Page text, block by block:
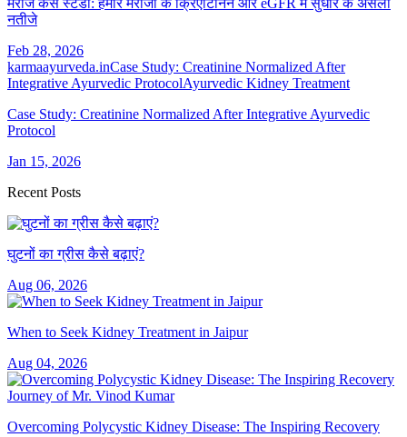
मरीज केस स्टडी: हमारे मरीजों के क्रिएटिनिन और eGFR में सुधार के असली
नतीजे
Feb 28, 2026
karmaayurveda.inCase Study: Creatinine Normalized After
Integrative Ayurvedic ProtocolAyurvedic Kidney Treatment
Case Study: Creatinine Normalized After Integrative Ayurvedic
Protocol
Jan 15, 2026
Recent Posts
घुटनों का ग्रीस कैसे बढ़ाएं?
Aug 06, 2026
When to Seek Kidney Treatment in Jaipur
Aug 04, 2026
Overcoming Polycystic Kidney Disease: The Inspiring Recovery